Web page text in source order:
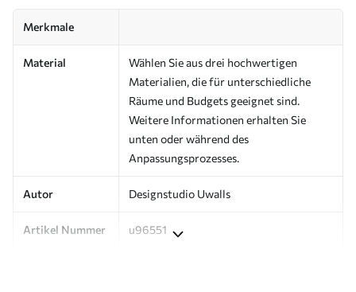
Merkmale
Material
Wählen Sie aus drei hochwertigen
Materialien, die für unterschiedliche
Räume und Budgets geeignet sind.
Weitere Informationen erhalten Sie
unten oder während des
Anpassungsprozesses.
Autor Designstudio Uwalls
Artikel Nummer u96551